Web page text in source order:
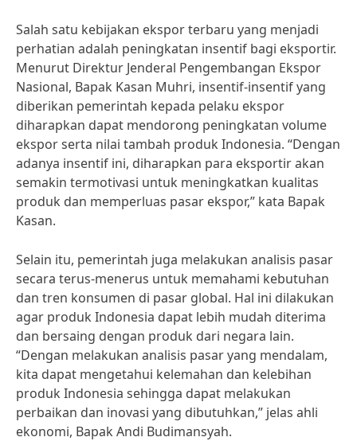
Salah satu kebijakan ekspor terbaru yang menjadi
perhatian adalah peningkatan insentif bagi eksportir.
Menurut Direktur Jenderal Pengembangan Ekspor
Nasional, Bapak Kasan Muhri, insentif-insentif yang
diberikan pemerintah kepada pelaku ekspor
diharapkan dapat mendorong peningkatan volume
ekspor serta nilai tambah produk Indonesia. “Dengan
adanya insentif ini, diharapkan para eksportir akan
semakin termotivasi untuk meningkatkan kualitas
produk dan memperluas pasar ekspor,” kata Bapak
Kasan.
Selain itu, pemerintah juga melakukan analisis pasar
secara terus-menerus untuk memahami kebutuhan
dan tren konsumen di pasar global. Hal ini dilakukan
agar produk Indonesia dapat lebih mudah diterima
dan bersaing dengan produk dari negara lain.
“Dengan melakukan analisis pasar yang mendalam,
kita dapat mengetahui kelemahan dan kelebihan
produk Indonesia sehingga dapat melakukan
perbaikan dan inovasi yang dibutuhkan,” jelas ahli
ekonomi, Bapak Andi Budimansyah.